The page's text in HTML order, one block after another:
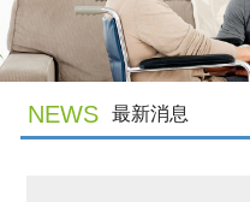
NEWS 最新消息